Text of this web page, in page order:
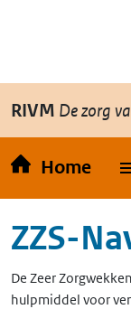
Overslaan en naar
RIVM De zorg
Home
ZZS-
De Zeer
hulpmiddel voor